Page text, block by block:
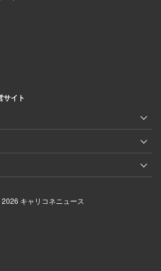
サイト
キャリコネニュース